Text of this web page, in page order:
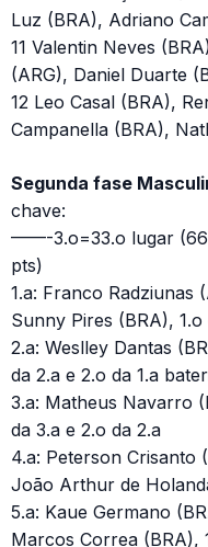
Luz (BRA), Adriano
11 Valentin Neves
(ARG), Daniel Duarte
12 Leo Casal (BRA),
Campanella (BRA),
Segunda fase
chave:
——-3.o=33.o lugar
pts)
1.a: Franco Radziunas
Sunny Pires (BRA), 1.o
2.a: Weslley Dantas
da 2.a e 2.o da 1.a
3.a: Matheus Navarro
da 3.a e 2.o da 2.a
4.a: Peterson Crisanto
João Arthur de
5.a: Kaue Germano
Marcos Correa (BRA),